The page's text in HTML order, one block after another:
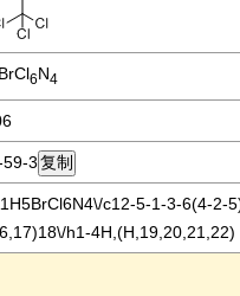
BrCl6N4
3
c12-5-1-3-6(4-2-
h1-4H,(H,19,20,21,22)